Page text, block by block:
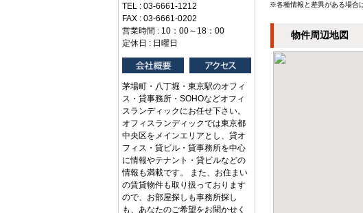
※各種情報と差異がある場合
物件周辺地図
TEL : 03-6661-1212
FAX : 03-6661-0202
営業時間 : 10：00～18：00
定休日 : 日曜日
茅場町・八丁堀・東京駅のオフィ
ス・貸事務所・SOHOなどオフィ
スランディックにお任せ下さい。
オフィスランディックでは東京都
中央区をメインエリアとし、貸オ
フィス・貸ビル・貸事務所を中心
に情報やテナント・貸ビルなどの
情報も満載です。 また、お住まい
の賃貸物件も取り扱っております
ので、お部屋探しも事務所探し
も、あなたのご希望をお聞かせく